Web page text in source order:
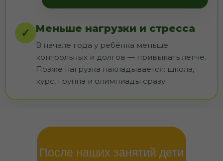
✓ Меньше нагрузки и стресса
В начале года у ребёнка меньше
контрольных и долгов — привыкать легче.
Позже нагрузка накладывается: школа,
курс, группа и олимпиады сразу.
После наших занятий дети